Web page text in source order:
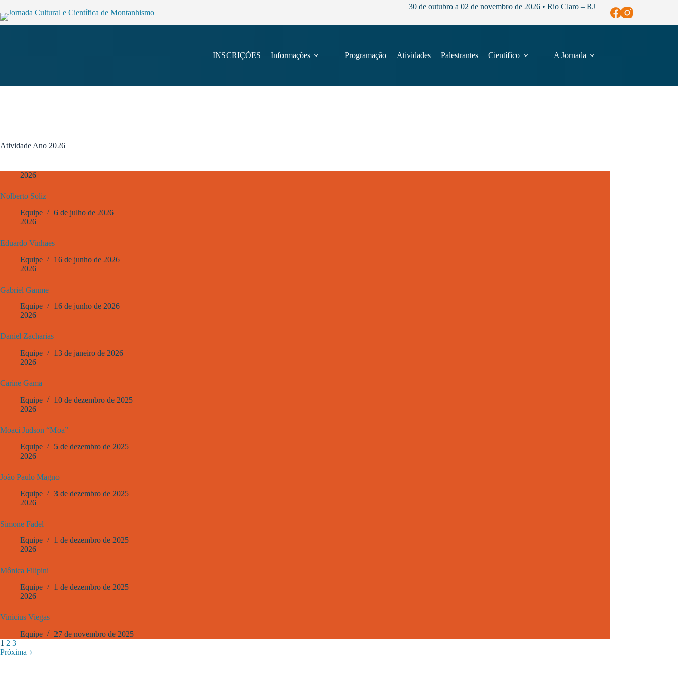
30 de outubro a 02 de novembro de 2026 • Rio Claro – RJ
INSCRIÇÕES Informações Programação Atividades Palestrantes Científico A Jornada
Atividade Ano 2026
2026
Nolberto Soliz
Equipe
6 de julho de 2026
2026
Eduardo Vinhaes
Equipe
16 de junho de 2026
2026
Gabriel Ganme
Equipe
16 de junho de 2026
2026
Daniel Zacharias
Equipe
13 de janeiro de 2026
2026
Carine Gama
Equipe
10 de dezembro de 2025
2026
Moaci Judson “Moa”
Equipe
5 de dezembro de 2025
2026
João Paulo Magno
Equipe
3 de dezembro de 2025
2026
Simone Fadel
Equipe
1 de dezembro de 2025
2026
Mônica Filipini
Equipe
1 de dezembro de 2025
2026
Vinicius Viegas
Equipe
27 de novembro de 2025
1 2 3
Próxima